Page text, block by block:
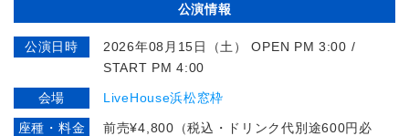
公演情報
公演日時
2026年08月15日（土） OPEN PM 3:00 /
START PM 4:00
会場 LiveHouse浜松窓枠
座種・料金
前売¥4,800（税込・ドリンク代別途600円必